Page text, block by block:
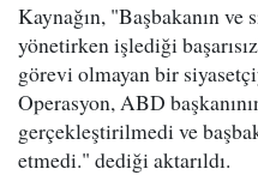
Kaynağın, "Başbakanın ve
yönetirken işlediği
görevi olmayan bir
Operasyon, ABD
gerçekleştirilmedi ve
etmedi." dediği aktarıldı.